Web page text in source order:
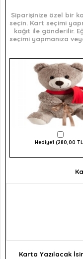
Siparişinize özel bir
seçin. Kart seçimi
kağıt ile gönderilir.
seçimi yapmanıza
Hediye1 (280,00
Karta Yazılacak